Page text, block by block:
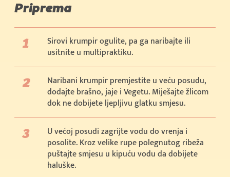
Priprema
Sirovi krumpir ogulite, pa ga naribajte ili
usitnite u multipraktiku.
Naribani krumpir premjestite u veću posudu,
dodajte brašno, jaje i Vegetu. Miješajte žlicom
dok ne dobijete ljepljivu glatku smjesu.
U većoj posudi zagrijte vodu do vrenja i
posolite. Kroz velike rupe polegnutog ribeža
puštajte smjesu u kipuću vodu da dobijete
haluške.